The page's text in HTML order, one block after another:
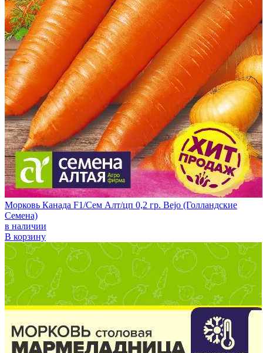
Морковь Канада F1/Сем Алт/цп 0,2 гр. Bejo (Голландские
Семена)
в наличии
В корзину